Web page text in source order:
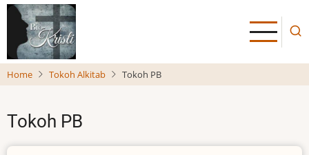
Skip
main
content
Home Tokoh Alkitab Tokoh PB
Tokoh PB